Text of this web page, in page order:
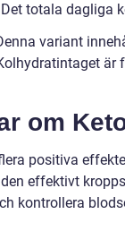
totala dagliga
variant
om
positiva
effektivt
kontrollera